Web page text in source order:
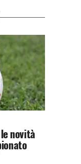
novità